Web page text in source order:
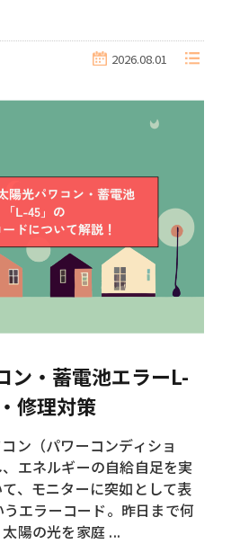
2026.08.01
ン・蓄電池エラーL-
修理対策
ン（パワーコンディショ
エネルギーの自給自足を実
、モニターに突如として表
エラーコード。昨日まで何
陽の光を家庭 ...